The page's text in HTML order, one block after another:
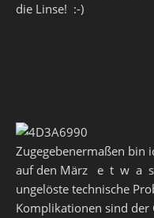
die Linse! :-)
Zugegebenermaßen bin
auf den März e t w a
ungelöste technische
Komplikationen sind